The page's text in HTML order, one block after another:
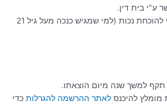
ע"י בית דין.
אישור רפואי רלוונטי להוכחת נכות (למי שמגיש כנכה מעל גיל 21
תקף למשך שנה מיום הוצאתו.
מומלץ להיכנסלאתר ההרשמה להגרלות כדי